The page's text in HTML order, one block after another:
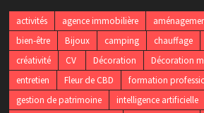
activités agence immobilière
bien-être
Bijoux camping chauffage
créativité
CV Décoration Décoration
entretien
Fleur de CBD
formation
gestion de patrimoine
intelligence artificielle